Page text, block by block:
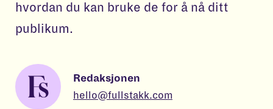
hvordan du kan bruke de for å nå ditt
publikum.
Redaksjonen
hello@fullstakk.com